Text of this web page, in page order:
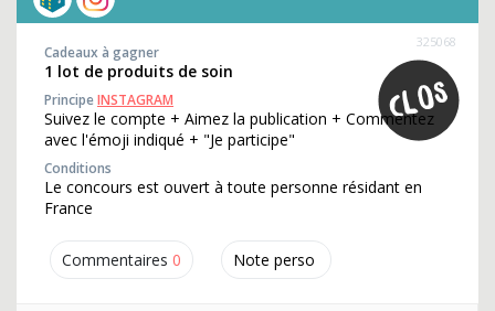
Commentaires 0 Note perso
325068
Cadeaux à gagner
1 lot de produits de soin
PrincipeINSTAGRAM
Suivez le compte + Aimez la publication + Commentez
avec l'émoji indiqué + "Je participe"
Conditions
Le concours est ouvert à toute personne résidant en
France